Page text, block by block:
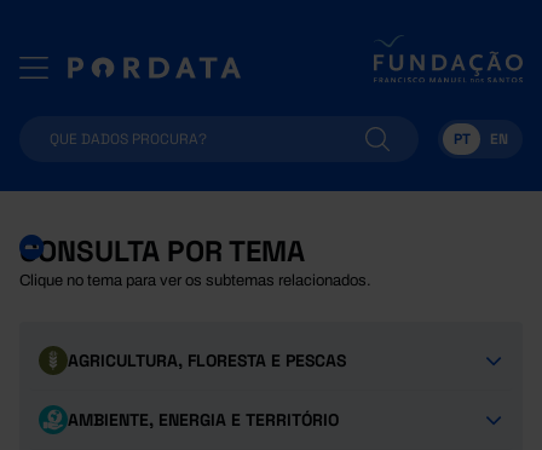
PT EN
CONSULTA POR TEMA
Clique no tema para ver os subtemas relacionados.
AGRICULTURA, FLORESTA E PESCAS
AMBIENTE, ENERGIA E TERRITÓRIO